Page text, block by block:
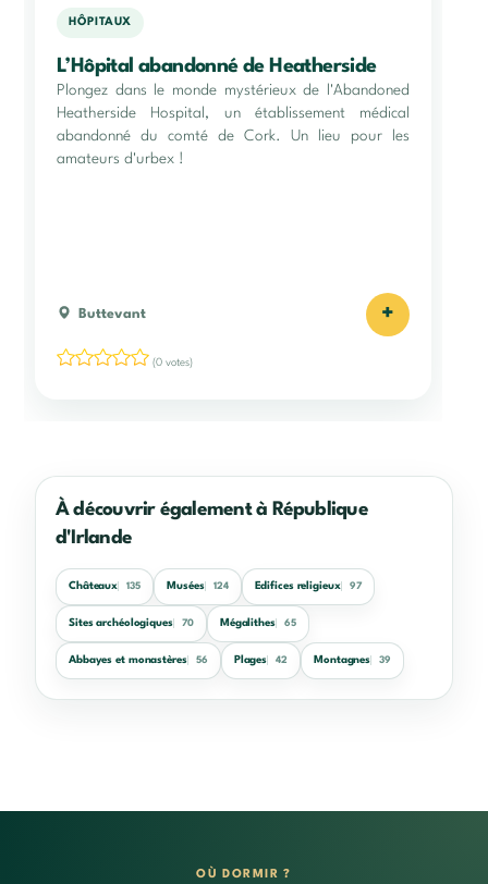
HÔPITAUX
L’Hôpital abandonné de Heatherside
Plongez dans le monde mystérieux de l'Abandoned
Heatherside Hospital, un établissement médical
abandonné du comté de Cork. Un lieu pour les
amateurs d'urbex !
Buttevant +
(0 votes)
À découvrir également à République
d'Irlande
Châteaux 135 Musées 124 Edifices religieux 97
Sites archéologiques 70 Mégalithes 65
Abbayes et monastères 56 Plages 42 Montagnes 39
OÙ DORMIR ?